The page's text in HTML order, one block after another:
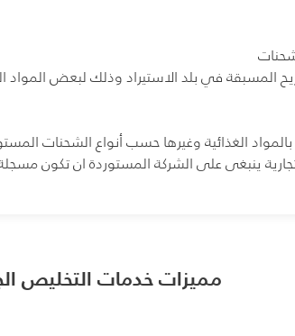
المسبقة في بلد الاستيراد وذلك لبعض المواد
الغذائية وغيرها حسب أنواع الشحنات
ينبغى على الشركة المستوردة ان تكون
مميزات خدمات التخليص